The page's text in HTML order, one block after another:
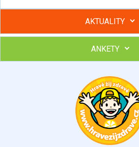
AKTUALITY
Hubněte s podporou lektorky a skupiny
Chcete poradit s hubnutím? Najděte si
ANKETY